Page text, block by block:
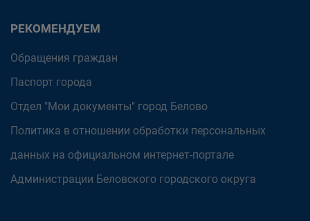
РЕКОМЕНДУЕМ
Обращения граждан
Паспорт города
Отдел "Мои документы" город Белово
Политика в отношении обработки персональных
данных на официальном интернет-портале
Администрации Беловского городского округа